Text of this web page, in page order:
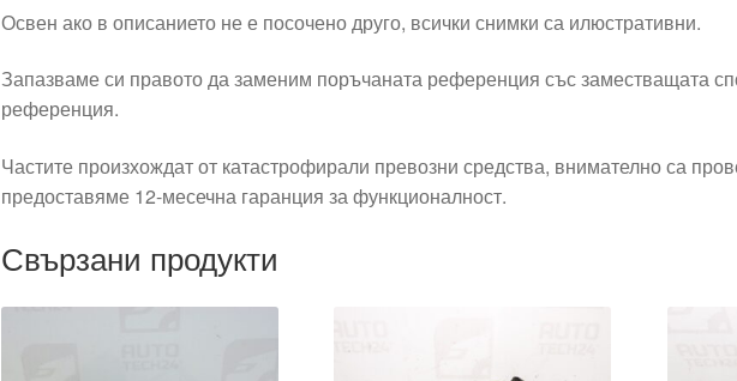
Освен ако в описанието не е посочено друго, всички снимки са илюстративни.
Запазваме си правото да заменим поръчаната референция със заместващата
референция.
Частите произхождат от катастрофирали превозни средства, внимателно са
предоставяме 12-месечна гаранция за функционалност.
Свързани продукти